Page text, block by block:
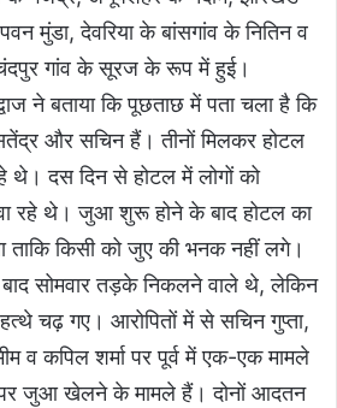
मुंडा, देवरिया के बांसगांव के नितिन व
गांव के सूरज के रूप में हुई।
ने बताया कि पूछताछ में पता चला है कि
और सचिन हैं। तीनों मिलकर होटल
थे। दस दिन से होटल में लोगों को
रहे थे। जुआ शुरू होने के बाद होटल का
ताकि किसी को जुए की भनक नहीं लगे।
सोमवार तड़के निकलने वाले थे, लेकिन
चढ़ गए। आरोपितों में से सचिन गुप्ता,
व कपिल शर्मा पर पूर्व में एक-एक मामले
पर जुआ खेलने के मामले हैं। दोनों आदतन